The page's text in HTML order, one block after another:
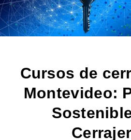
Cursos de
Montevideo: